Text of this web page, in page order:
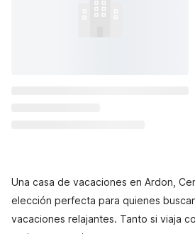
Una casa de vacaciones en Ardon,
elección perfecta para quienes
vacaciones relajantes. Tanto si viaja